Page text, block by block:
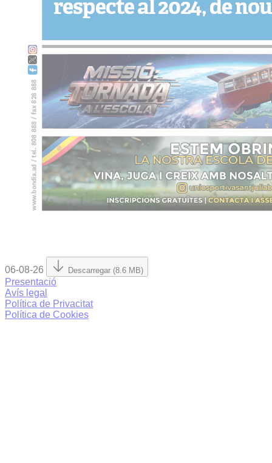
06-08-26 Descarregar (8.6 MB)
Presentació
Avís legal
Política de Privacitat
Política de Cookies